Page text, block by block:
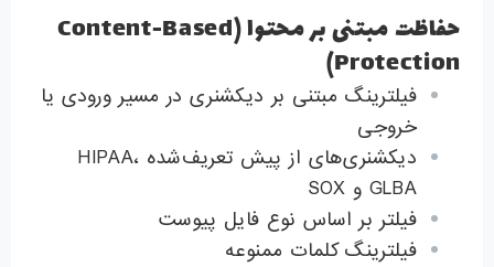
حفاظت مبتنی بر محتوا (Content-Based
Protection)
فیلترینگ مبتنی بر دیکشنری در مسیر ورودی یا
خروجی
دیکشنری‌های از پیش تعریف‌شده HIPAA،
GLBA و SOX
فیلتر بر اساس نوع فایل پیوست
فیلترینگ کلمات ممنوعه